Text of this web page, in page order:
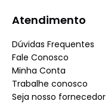
Atendimento
Dúvidas Frequentes
Fale Conosco
Minha Conta
Trabalhe conosco
Seja nosso fornecedor